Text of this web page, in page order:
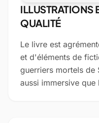
ILLUSTRATIONS
QUALITÉ
Le livre est
et d'éléments de
guerriers mortels de
aussi immersive que